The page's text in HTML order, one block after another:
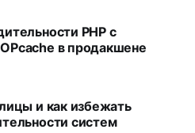
PHP с
в продакшене
и как избежать
систем